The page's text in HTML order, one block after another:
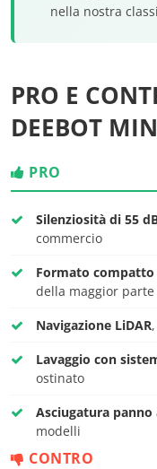
nella nostra
PRO E
DEEBOT
PRO
Silenziosità di 55
commercio
Formato compatto
della maggior
Navigazione LiDAR
Lavaggio con
ostinato
Asciugatura panno
modelli
CONTRO